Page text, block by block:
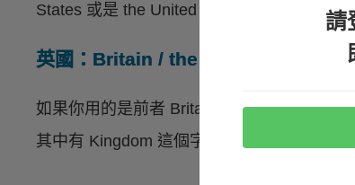
States 或是 the United States of America
英國：Britain / the United Kingdom
如果你用的是前者 Britain，你就不需要 the
其中有 Kingdom 這個字，就必須要有 the 囉
請